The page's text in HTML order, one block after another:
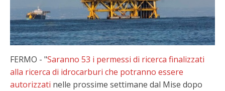
FERMO - "Saranno 53 i permessi di ricerca finalizzati
alla ricerca di idrocarburi che potranno essere
autorizzati nelle prossime settimane dal Mise dopo